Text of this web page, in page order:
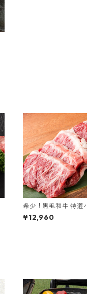
希少！黒毛和牛 特選ハラミ
黒樺牛 900g
¥12,960